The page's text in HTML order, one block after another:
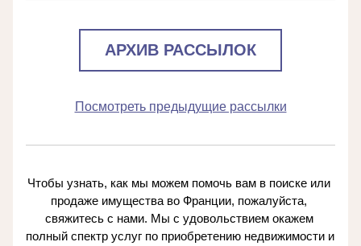
АРХИВ РАССЫЛОК
Посмотреть предыдущие рассылки
Чтобы узнать, как мы можем помочь вам в поиске или
продаже имущества во Франции, пожалуйста,
свяжитесь с нами. Мы с удовольствием окажем
полный спектр услуг по приобретению недвижимости и